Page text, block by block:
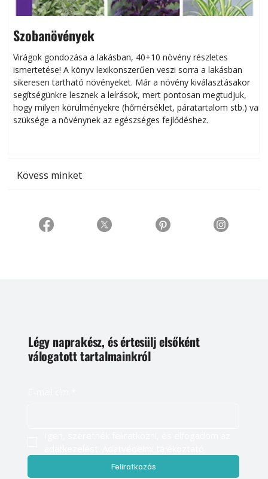
Szobanövények
Virágok gondozása a lakásban, 40+10 növény részletes
ismertetése! A könyv lexikonszerűen veszi sorra a lakásban
sikeresen tart­ha­tó növényeket. Már a növény kiválasztásakor
segítségünkre lesznek a leírások, mert pontosan megtudjuk,
hogy milyen körülményekre (hőmérséklet, páratartalom stb.) van
szüksége a növénynek az egészséges fejlődéshez.
Kövess minket
Légy naprakész, és értesülj elsőként
válogatott tartalmainkról
Feliratkozás